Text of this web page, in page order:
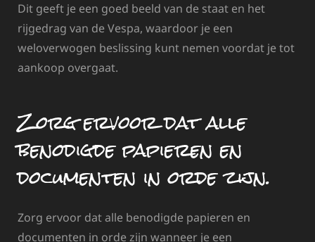
Dit geeft je een goed beeld van de staat en het
rijgedrag van de Vespa, waardoor je een
weloverwogen beslissing kunt nemen voordat je tot
aankoop overgaat.
Zorg ervoor dat alle
benodigde papieren en
documenten in orde zijn.
Zorg ervoor dat alle benodigde papieren en
documenten in orde zijn wanneer je een